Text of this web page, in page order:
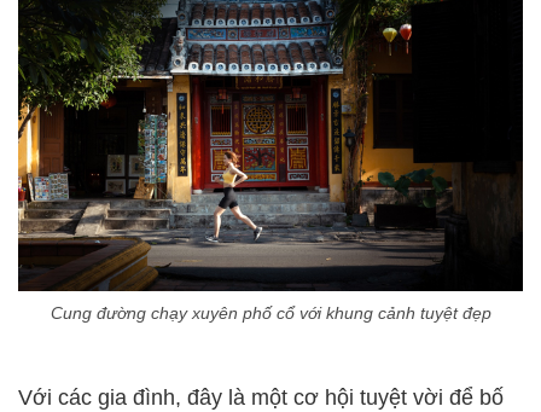
Cung đường chạy xuyên phố cổ với khung cảnh tuyệt đẹp
Với các gia đình, đây là một cơ hội tuyệt vời để bố